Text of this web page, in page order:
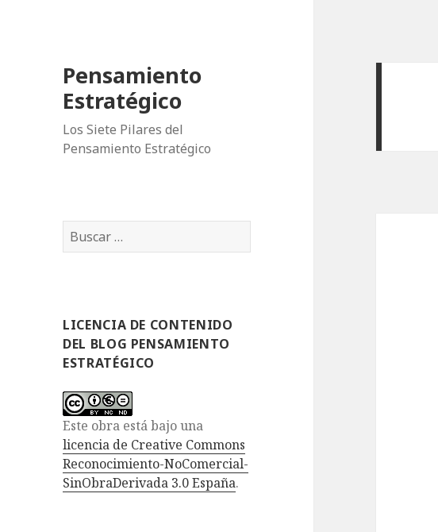
Pensamiento
Estratégico
Los Siete Pilares del
Pensamiento Estratégico
B
u
r
:
LICENCIA DE CONTENIDO
DEL BLOG PENSAMIENTO
ESTRATÉGICO
Este obra está bajo una
licencia de Creative Commons
Reconocimiento-NoComercial-
SinObraDerivada 3.0 España.